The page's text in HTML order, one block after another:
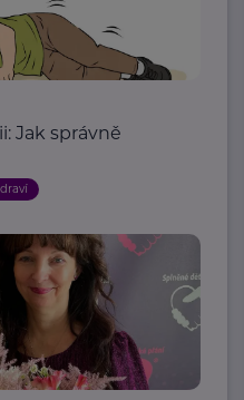
Jak správně